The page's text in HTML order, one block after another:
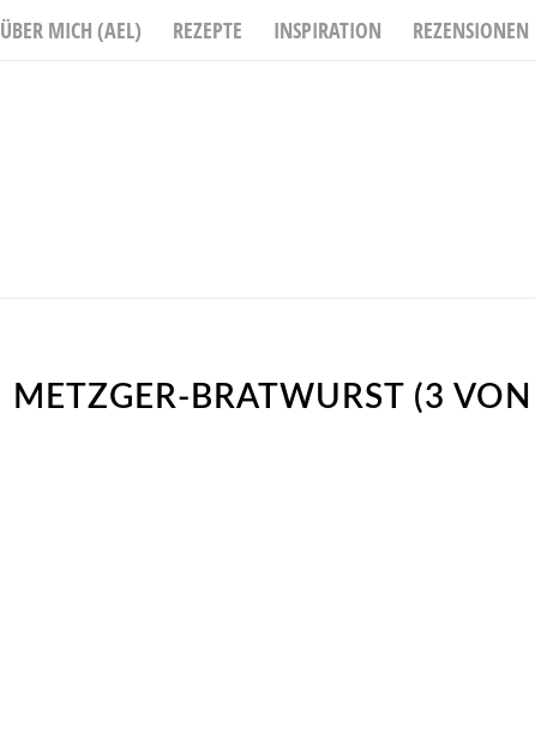
ÜBER MICH (AEL) REZEPTE INSPIRATION REZENSIONEN
METZGER-BRATWURST (3